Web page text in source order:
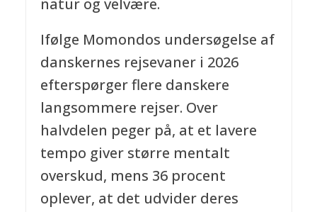
natur og velvære.
Ifølge Momondos undersøgelse af
danskernes rejsevaner i 2026
efterspørger flere danskere
langsommere rejser. Over
halvdelen peger på, at et lavere
tempo giver større mentalt
overskud, mens 36 procent
oplever, at det udvider deres